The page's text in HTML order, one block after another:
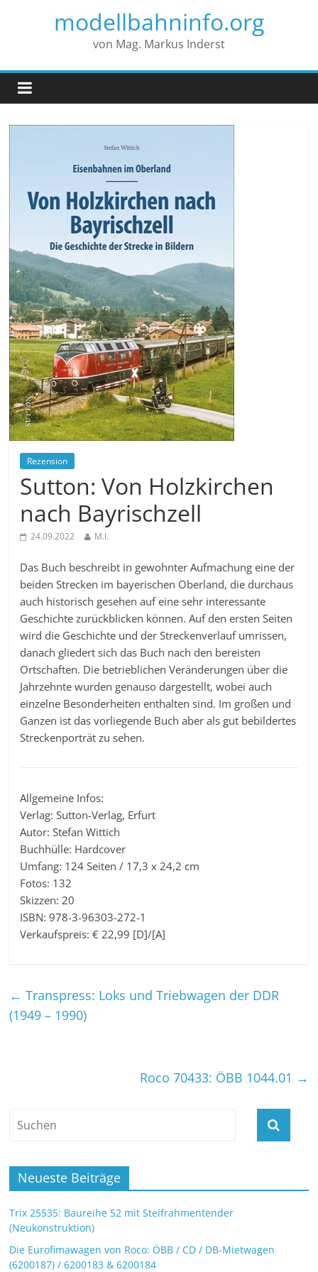
modellbahninfo.org
von Mag. Markus Inderst
Rezension
Sutton: Von Holzkirchen
nach Bayrischzell
24.09.2022 M.I.
Das Buch beschreibt in gewohnter Aufmachung eine der
beiden Strecken im bayerischen Oberland, die durchaus
auch historisch gesehen auf eine sehr interessante
Geschichte zurückblicken können. Auf den ersten Seiten
wird die Geschichte und der Streckenverlauf umrissen,
danach gliedert sich das Buch nach den bereisten
Ortschaften. Die betrieblichen Veränderungen über die
Jahrzehnte wurden genauso dargestellt, wobei auch
einzelne Besonderheiten enthalten sind. Im großen und
Ganzen ist das vorliegende Buch aber als gut bebildertes
Streckenporträt zu sehen.
Allgemeine Infos:
Verlag: Sutton-Verlag, Erfurt
Autor: Stefan Wittich
Buchhülle: Hardcover
Umfang: 124 Seiten / 17,3 x 24,2 cm
Fotos: 132
Skizzen: 20
ISBN: 978-3-96303-272-1
Verkaufspreis: € 22,99 [D]/[A]
← Transpress: Loks und Triebwagen der DDR
(1949 – 1990)
Roco 70433: ÖBB 1044.01 →
Neueste Beiträge
Trix 25535: Baureihe 52 mit Steifrahmentender
(Neukonstruktion)
Die Eurofimawagen von Roco: ÖBB / CD / DB-Mietwagen
(6200187) / 6200183 & 6200184